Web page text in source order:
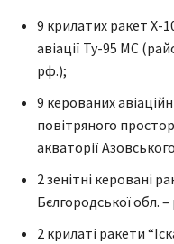
9 крилатих ракет Х-
авіації Ту-95 МС
рф.);
9 керованих
повітряного
акваторії
2 зенітні керовані
Бєлгородської обл.
2 крилаті ракети